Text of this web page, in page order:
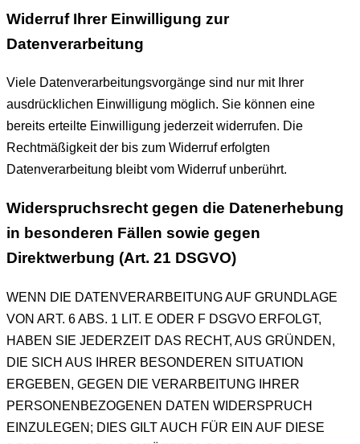
Widerruf Ihrer Einwilligung zur
Datenverarbeitung
Viele Datenverarbeitungsvorgänge sind nur mit Ihrer
ausdrücklichen Einwilligung möglich. Sie können eine
bereits erteilte Einwilligung jederzeit widerrufen. Die
Rechtmäßigkeit der bis zum Widerruf erfolgten
Datenverarbeitung bleibt vom Widerruf unberührt.
Widerspruchsrecht gegen die Datenerhebung
in besonderen Fällen sowie gegen
Direktwerbung (Art. 21 DSGVO)
WENN DIE DATENVERARBEITUNG AUF GRUNDLAGE
VON ART. 6 ABS. 1 LIT. E ODER F DSGVO ERFOLGT,
HABEN SIE JEDERZEIT DAS RECHT, AUS GRÜNDEN,
DIE SICH AUS IHRER BESONDEREN SITUATION
ERGEBEN, GEGEN DIE VERARBEITUNG IHRER
PERSONENBEZOGENEN DATEN WIDERSPRUCH
EINZULEGEN; DIES GILT AUCH FÜR EIN AUF DIESE